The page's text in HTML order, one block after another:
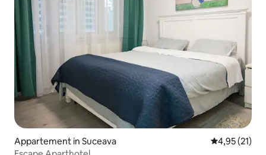
Appartement in Suceava Gemiddelde
4,95 (21)